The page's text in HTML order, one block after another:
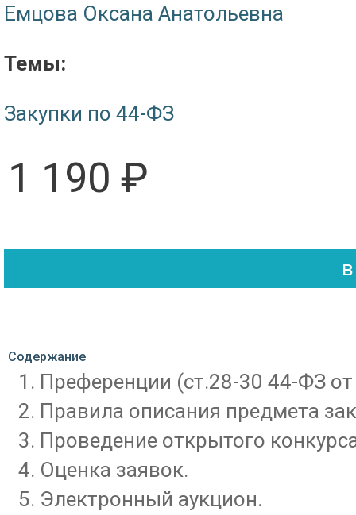
Емцова Оксана Анатольевна
Темы:
Закупки по 44-ФЗ
1 190 ₽
Содержание
Преференции (ст.28-30 44-ФЗ
Правила описания предмета
Проведение открытого
Оценка заявок.
Электронный аукцион.